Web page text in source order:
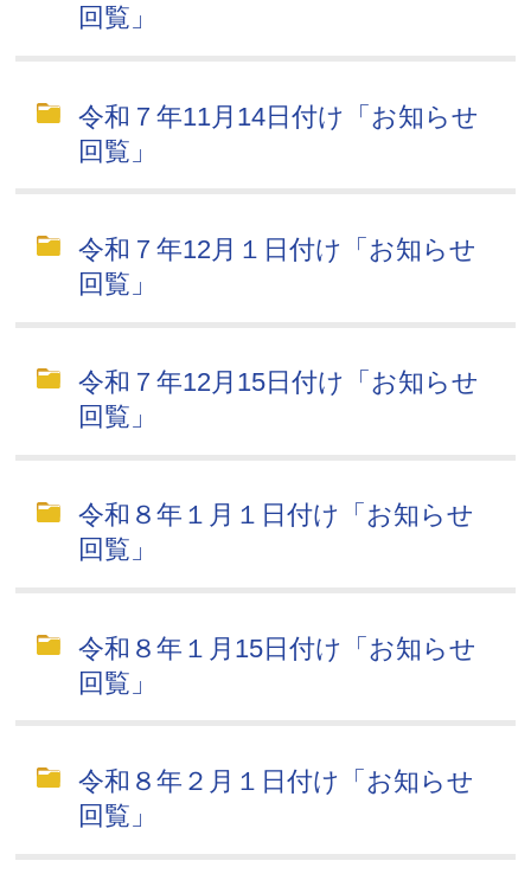
回覧」
令和７年11月14日付け「お知らせ
回覧」
令和７年12月１日付け「お知らせ
回覧」
令和７年12月15日付け「お知らせ
回覧」
令和８年１月１日付け「お知らせ
回覧」
令和８年１月15日付け「お知らせ
回覧」
令和８年２月１日付け「お知らせ
回覧」